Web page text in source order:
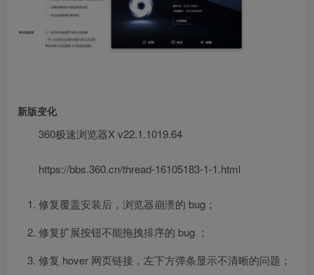
新版变化
360极速浏览器X v22.1.1019.64
https://bbs.360.cn/thread-16105183-1-1.html
修复覆盖安装后，浏览器崩溃的 bug；
修复扩展按钮不能拖拽排序的 bug ；
修复 hover 网页链接，左下方弹条显示不清晰的问题；